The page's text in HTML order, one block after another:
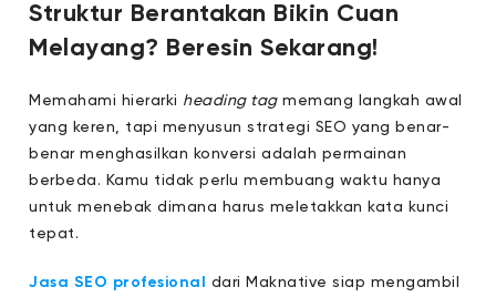
Struktur Berantakan Bikin Cuan
Melayang? Beresin Sekarang!
Memahami hierarki heading tagmemang langkah awal
yang keren, tapi menyusun strategi SEO yang benar-
benar menghasilkan konversi adalah permainan
berbeda. Kamu tidak perlu membuang waktu hanya
untuk menebak dimana harus meletakkan kata kunci
tepat.
Jasa SEO profesional
dari Maknative siap mengambil